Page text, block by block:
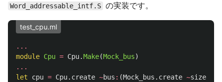
Word_addressable_intf.S の実装です。
test_cpu.ml
...
module Cpu = Cpu.Make(Mock_bus)
...
let
cpu = Cpu. create ~bus : (Mock_bus . create ~size